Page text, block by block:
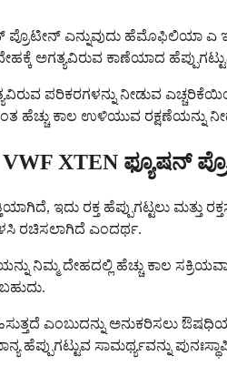
ಎನ್ನುವುದು ಹೆಮೊಫಿಲಿಯಾ
ಅಗತ್ಯವಿರುವ ಕಾಣೆಯಾದ
ಪರಿಕರಗಳನ್ನು ನೀಡುವ
ಹೆಚ್ಚು ಕಾಲ ಉಳಿಯುವ ರಕ್ಷಣೆಯನ್ನು
XTEN ಫ್ಯೂಷನ್
ಇದು ರಕ್ತ ಹೆಪ್ಪುಗಟ್ಟಲು ಮತ್ತು
ರಚಿಸಲಾಗಿದೆ ಎಂದರ್ಥ.
ನಿಮ್ಮ ದೇಹದಲ್ಲಿ ಹೆಚ್ಚು ಕಾಲ
ಎಂಬುದನ್ನು
ಹೆಪ್ಪುಗಟ್ಟುವ ಸಾಮರ್ಥ್ಯವನ್ನು